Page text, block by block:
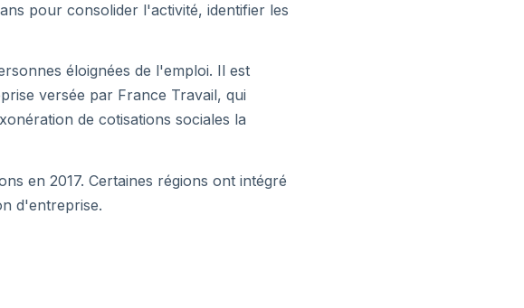
pour consolider l'activité, identifier les
éloignées de l'emploi. Il est
versée par France Travail, qui
de cotisations sociales la
en 2017. Certaines régions ont intégré
d'entreprise.